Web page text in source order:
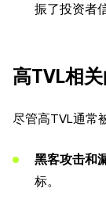
振了投资者
高TVL相
尽管高TVL通常
黑客攻击和
标。